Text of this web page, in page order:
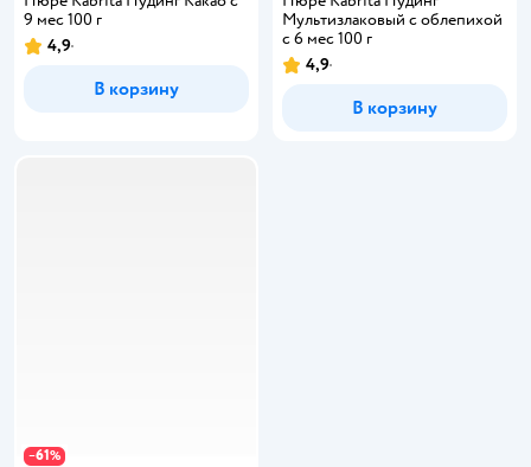
9 мес 100 г
Рейтинг:
4,9
В корзину
Мультизлаковый с облепихой
с 6 мес 100 г
Рейтинг:
4,9
В корзину
−61%